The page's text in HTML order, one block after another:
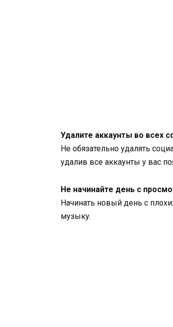
Удалите аккаунты во всех
Не обязательно удалять
удалив все аккаунты у вас
Не начинайте день с
Начинать новый день с
музыку.